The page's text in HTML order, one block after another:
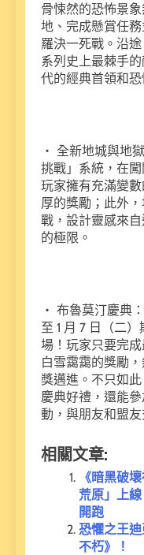
骨悚然的恐怖景
地、完成懸賞任
羅決一死戰。沿
系列史上最棘手
代的經典首領和
・ 全新地城與地
挑戰」系統，在
玩家擁有充滿變
厚的獎勵；此外
戰，設計靈感來
的極限。
・ 布魯莫汀慶典
至 1 月 7 日（二
場！玩家只要完
白雪靄靄的獎勵
獎邁進。不只如
慶典好禮，還能
動，與朋友和盟友
相關文章:
《暗黑破
荒原」上
開跑
恐懼之王
不朽》！